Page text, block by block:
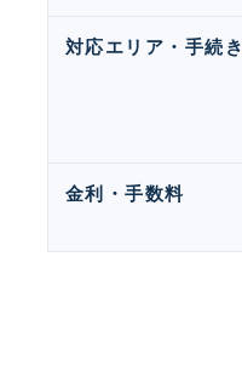
対応エリア・手続き
金利・手数料